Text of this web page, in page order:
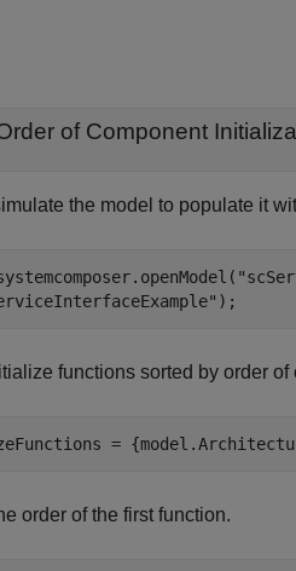
of Component
the model to populate it
);
functions sorted by order
=
order of the first function.